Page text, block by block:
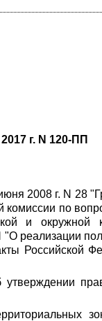
г. N 120-ПП
2008 г. N 28
по
и окружной
реализации
Российской